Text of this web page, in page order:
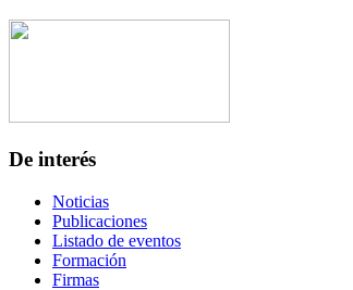
De interés
Noticias
Publicaciones
Listado de eventos
Formación
Firmas